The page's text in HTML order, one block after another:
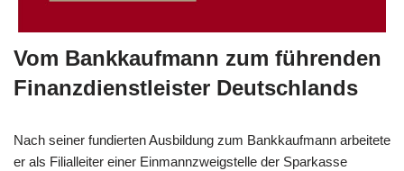
Vom Bankkaufmann zum führenden
Finanzdienstleister Deutschlands
Nach seiner fundierten Ausbildung zum Bankkaufmann arbeitete
er als Filialleiter einer Einmannzweigstelle der Sparkasse